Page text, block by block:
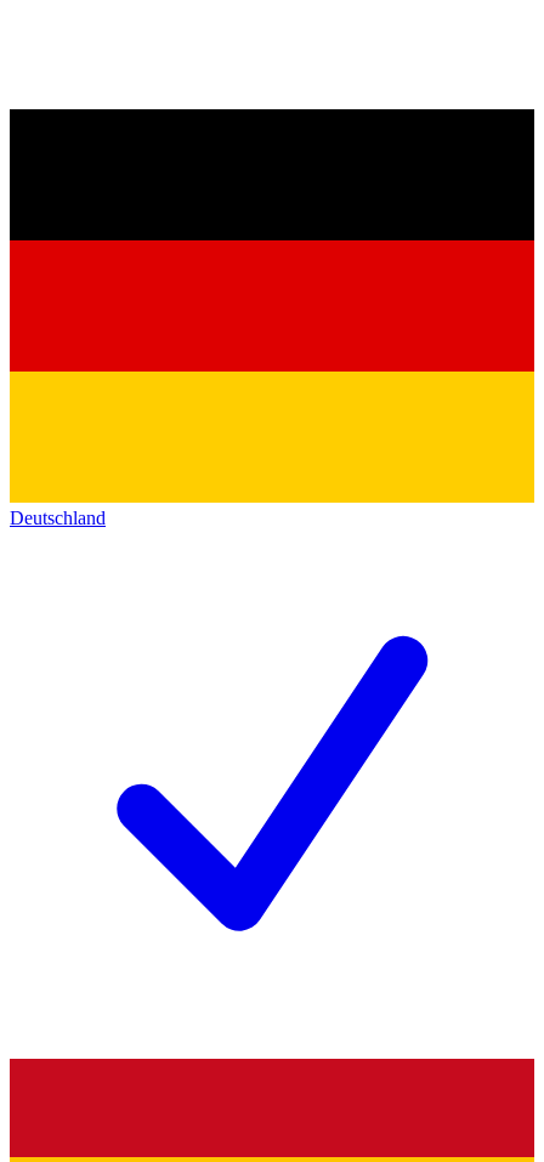
Deutschland